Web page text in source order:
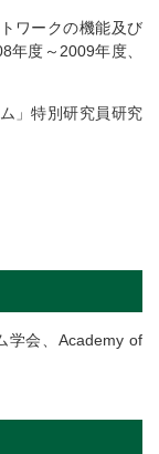
ワークの機能及び
年度～2009年度、
」特別研究員研究
学会、Academy of